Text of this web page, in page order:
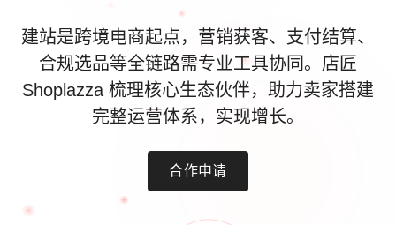
建站是跨境电商起点，营销获客、支付结算、
合规选品等全链路需专业工具协同。店匠
Shoplazza 梳理核心生态伙伴，助力卖家搭建
完整运营体系，实现增长。
合作申请